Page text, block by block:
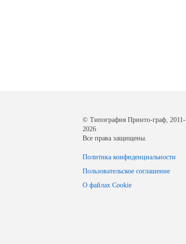
© Типография Принто-граф, 2011-
2026
Все права защищены.
Политика конфиденциальности
Пользовательское соглашение
О файлах Cookie